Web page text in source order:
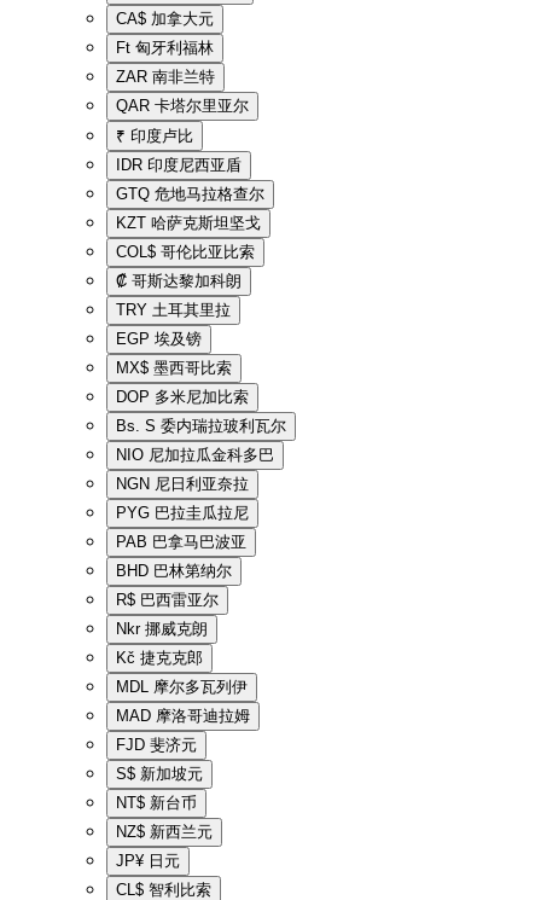
CA$ 加拿大元
Ft 匈牙利福林
ZAR 南非兰特
QAR 卡塔尔里亚尔
₹ 印度卢比
IDR 印度尼西亚盾
GTQ 危地马拉格查尔
KZT 哈萨克斯坦坚戈
COL$ 哥伦比亚比索
₡ 哥斯达黎加科朗
TRY 土耳其里拉
EGP 埃及镑
MX$ 墨西哥比索
DOP 多米尼加比索
Bs. S 委内瑞拉玻利瓦尔
NIO 尼加拉瓜金科多巴
NGN 尼日利亚奈拉
PYG 巴拉圭瓜拉尼
PAB 巴拿马巴波亚
BHD 巴林第纳尔
R$ 巴西雷亚尔
Nkr 挪威克朗
Kč 捷克克郎
MDL 摩尔多瓦列伊
MAD 摩洛哥迪拉姆
FJD 斐济元
S$ 新加坡元
NT$ 新台币
NZ$ 新西兰元
JP¥ 日元
CL$ 智利比索